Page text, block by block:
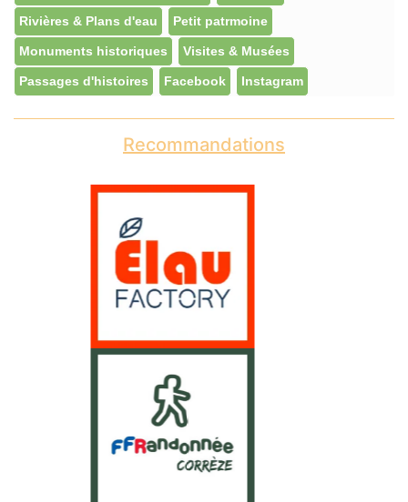
Rivières & Plans d'eau Petit patrmoine
Monuments historiques Visites & Musées
Passages d'histoires Facebook Instagram
Recommandations